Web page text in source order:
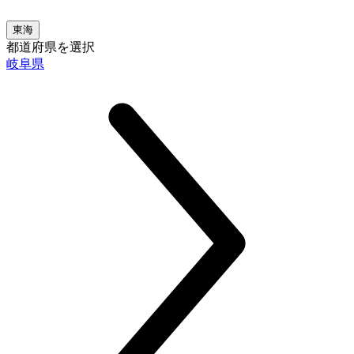
東海
都道府県を選択
岐阜県